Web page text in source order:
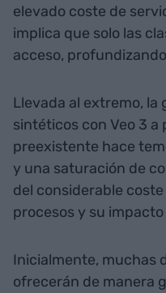
elevado coste de
implica que solo las
acceso,
Llevada al extremo, la
sintéticos con Veo 3
preexistente hace
y una saturación de
del considerable
procesos y su
Inicialmente, muchas
ofrecerán de manera